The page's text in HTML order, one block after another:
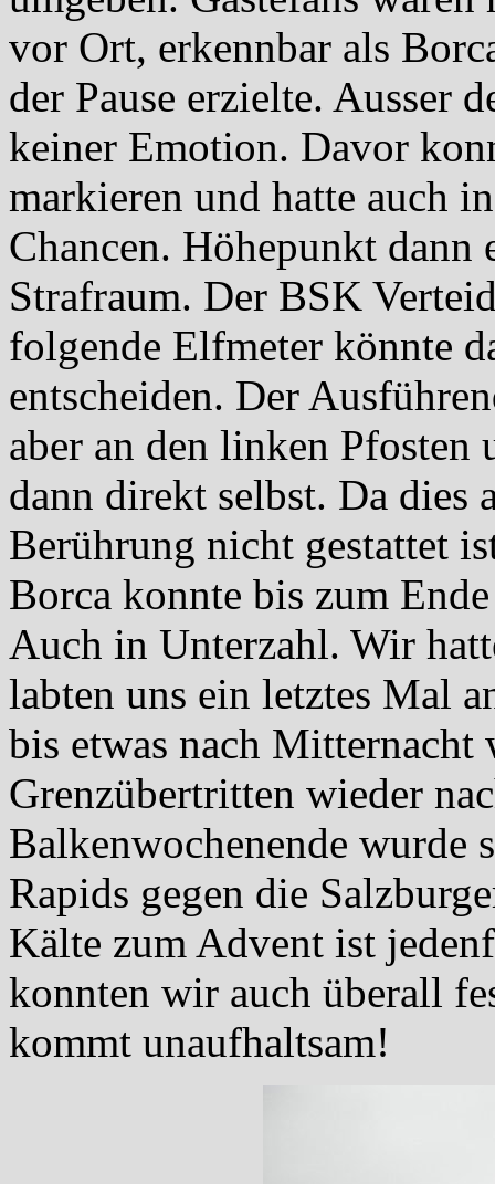
vor Ort, erkennbar als
der Pause erzielte. Ausser
keiner Emotion. Davor
markieren und hatte auch
Chancen. Höhepunkt
Strafraum. Der BSK
folgende Elfmeter könnte
entscheiden. Der
aber an den linken
dann direkt selbst. Da dies
Berührung nicht gestattet
Borca konnte bis zum
Auch in Unterzahl. Wir
labten uns ein letztes Mal
bis etwas nach Mitternacht
Grenzübertritten wieder
Balkenwochenende wurde
Rapids gegen die
Kälte zum Advent ist
konnten wir auch überall
kommt unaufhaltsam!